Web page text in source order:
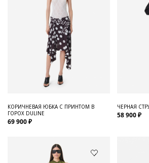
КОРИЧНЕВАЯ ЮБКА С ПРИНТОМ В
ГОРОХ DULINE
69 900 ₽
ЧЕРНАЯ
58 900 ₽